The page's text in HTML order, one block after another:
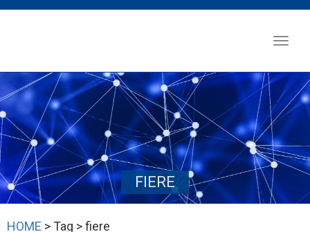
FIERE
HOME > Tag > fiere